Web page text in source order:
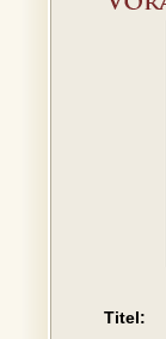
Titel: